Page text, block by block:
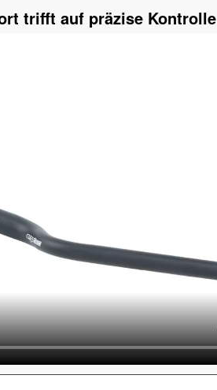
trifft auf präzise Kontrolle